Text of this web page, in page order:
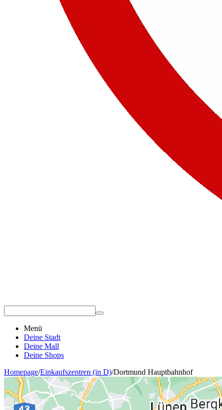
Menü
Deine Stadt
Deine Mall
Deine Shops
Homepage/Einkaufszentren (in D)/Dortmund Hauptbahnhof